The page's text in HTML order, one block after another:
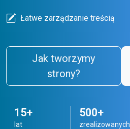
Łatwe zarządzanie treścią
Jak tworzymy
strony?
15+
lat
500+
zrealizowanych